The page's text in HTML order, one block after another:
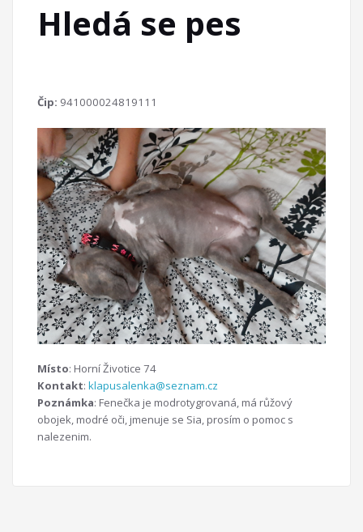
Hledá se pes
Čip: 941000024819111
Místo: Horní Životice 74
Kontakt: klapusalenka@seznam.cz
Poznámka: Fenečka je modrotygrovaná, má růžový
obojek, modré oči, jmenuje se Sia, prosím o pomoc s
nalezenim.